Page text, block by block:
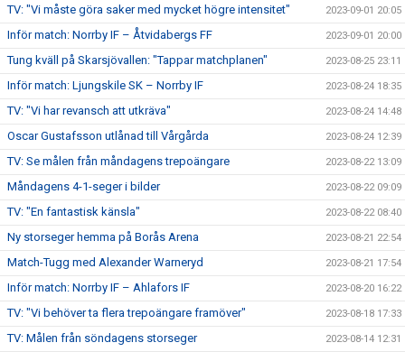
TV: "Vi måste göra saker med mycket högre intensitet" 2023-09-01 20:05
Inför match: Norrby IF – Åtvidabergs FF 2023-09-01 20:00
Tung kväll på Skarsjövallen: "Tappar matchplanen" 2023-08-25 23:11
Inför match: Ljungskile SK – Norrby IF 2023-08-24 18:35
TV: "Vi har revansch att utkräva" 2023-08-24 14:48
Oscar Gustafsson utlånad till Vårgårda 2023-08-24 12:39
TV: Se målen från måndagens trepoängare 2023-08-22 13:09
Måndagens 4-1-seger i bilder 2023-08-22 09:09
TV: "En fantastisk känsla" 2023-08-22 08:40
Ny storseger hemma på Borås Arena 2023-08-21 22:54
Match-Tugg med Alexander Warneryd 2023-08-21 17:54
Inför match: Norrby IF – Ahlafors IF 2023-08-20 16:22
TV: "Vi behöver ta flera trepoängare framöver" 2023-08-18 17:33
TV: Målen från söndagens storseger 2023-08-14 12:31